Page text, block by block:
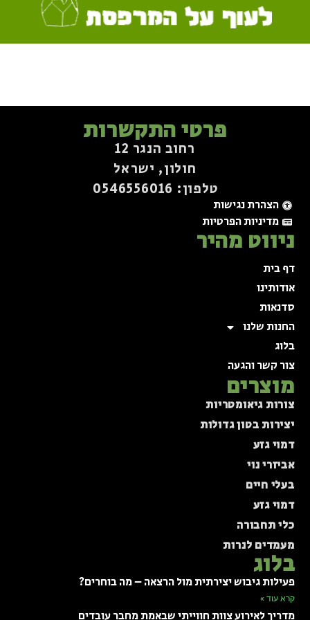
פרטי התקשרות
רחוב הנגר 12
חולון, ישראל
טלפון: 0546556016⁩
הצהרת נגישות
מדיניות הפרטיות
ניווט מהיר
דף בית
אודותינו
סדנאות
החנות שלנו
בלוג
צור קשר והגעה
מוצרים
צורות גיאומטריות
יצירות בטון גדולות
דמוי גזע
אביזרי נוי
בעלי חיים
דמוי גזע
כלי תחבורה
מעמדים לנרות
בלוג
פעילות גיבוש יצירתית מול הרצאה – מה בוחרים?
קרא עוד »
מדריך לאירוע צוות חווייתי שבאמת מחבר עובדים